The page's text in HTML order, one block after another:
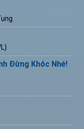
Đừng Khóc Nhé!